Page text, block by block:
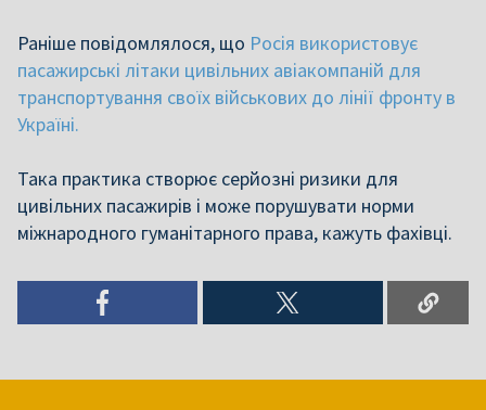
Раніше повідомлялося, що Росія використовує
пасажирські літаки цивільних авіакомпаній для
транспортування своїх військових до лінії фронту в
Україні.
Така практика створює серйозні ризики для
цивільних пасажирів і може порушувати норми
міжнародного гуманітарного права, кажуть фахівці.